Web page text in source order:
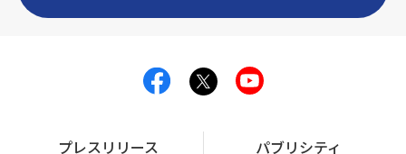
プレスリリース パブリシティ